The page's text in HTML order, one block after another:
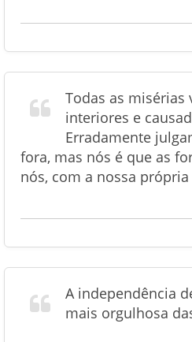
Todas as misérias
interiores e
Erradamente
fora, mas nós é que as
nós, com a nossa
A independência
mais orgulhosa